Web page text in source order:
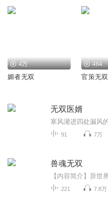
4万
媚者无双
464
官策无双
无双医婿
91 7万
兽魂无双
221 7.8万